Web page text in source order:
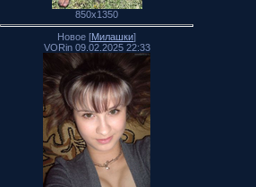
850x1350
Новое [Милашки]
VORin 09.02.2025 22:33